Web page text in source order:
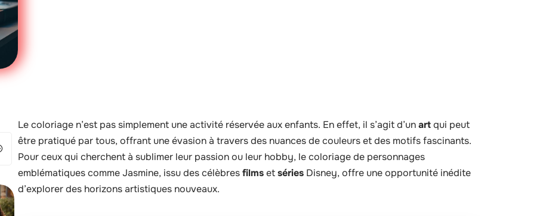
Le coloriage n’est pas simplement une activité réservée aux enfants. En effet, il s’agit d’unartqui peut
être pratiqué par tous, offrant une évasion à travers des nuances de couleurs et des motifs fascinants.
Pour ceux qui cherchent à sublimer leur passion ou leur hobby, le coloriage de personnages
emblématiques comme Jasmine, issu des célèbresfilmsetséries Disney, offre une opportunité inédite
d’explorer des horizons artistiques nouveaux.